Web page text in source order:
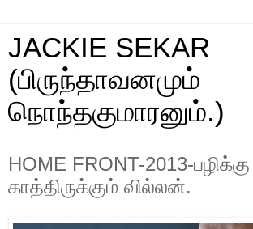
JACKIE SEKAR
(பிருந்தாவனமும்
நொந்தகுமாரனும்.)
HOME FRONT-2013-பழிக்கு
காத்திருக்கும் வில்லன்.